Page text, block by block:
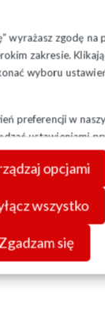
wyrażasz zgodę na
zakresie.
wyboru
preferencji w
ustawieniami
informacji o
prywatności.
opcjami
wszystko
się